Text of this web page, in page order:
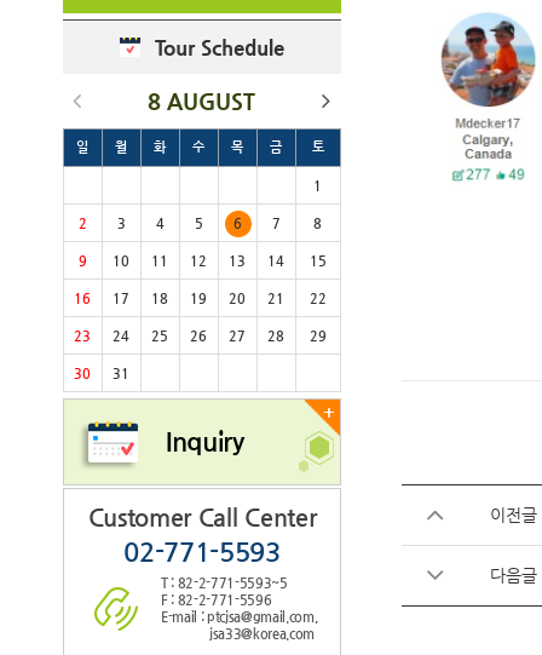
Tour Schedule
8 AUGUST
일 월 화 수 목 금 토
1
2 3 4 5 6 7 8
9 10 11 12 13 14 15
16 17 18 19 20 21 22
23 24 25 26 27 28 29
30 31
+
Inquiry
Customer Call Center
02-771-5593
T : 82-2-771-5593~5
F : 82-2-771-5596
E-mail : ptcjsa@gmail.com,
jsa33@korea.com
이전글
다음글